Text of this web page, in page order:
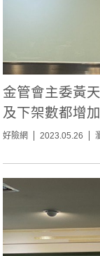
金管會主委黃
及下架數都增加
好險網 2023.05.26